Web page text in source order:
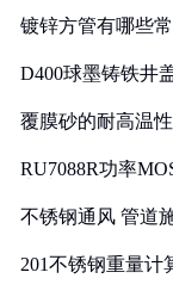
镀锌方管有哪些
D400球墨铸铁井
覆膜砂的耐高温
RU7088R功率
不锈钢通风 管道
201不锈钢重量计